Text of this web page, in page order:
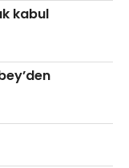
kabul